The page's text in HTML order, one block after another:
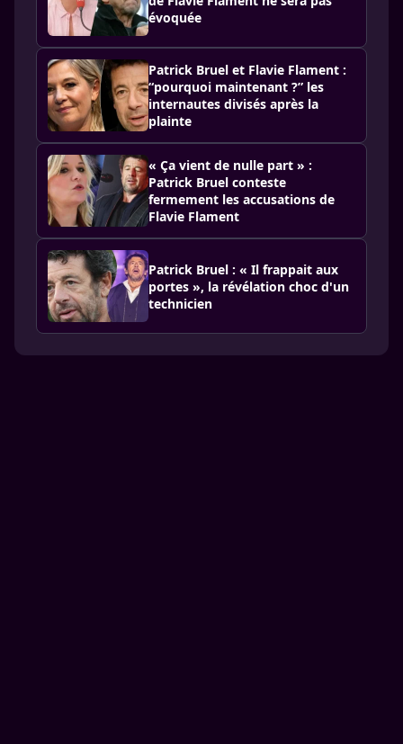
évoquée
Patrick Bruel et Flavie Flament :
“pourquoi maintenant ?” les
internautes divisés après la
plainte
« Ça vient de nulle part » :
Patrick Bruel conteste
fermement les accusations de
Flavie Flament
Patrick Bruel : « Il frappait aux
portes », la révélation choc d'un
technicien